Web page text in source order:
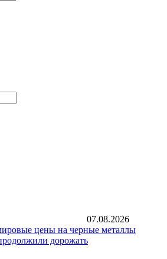
07.08.2026
цены на черные металлы
дорожать